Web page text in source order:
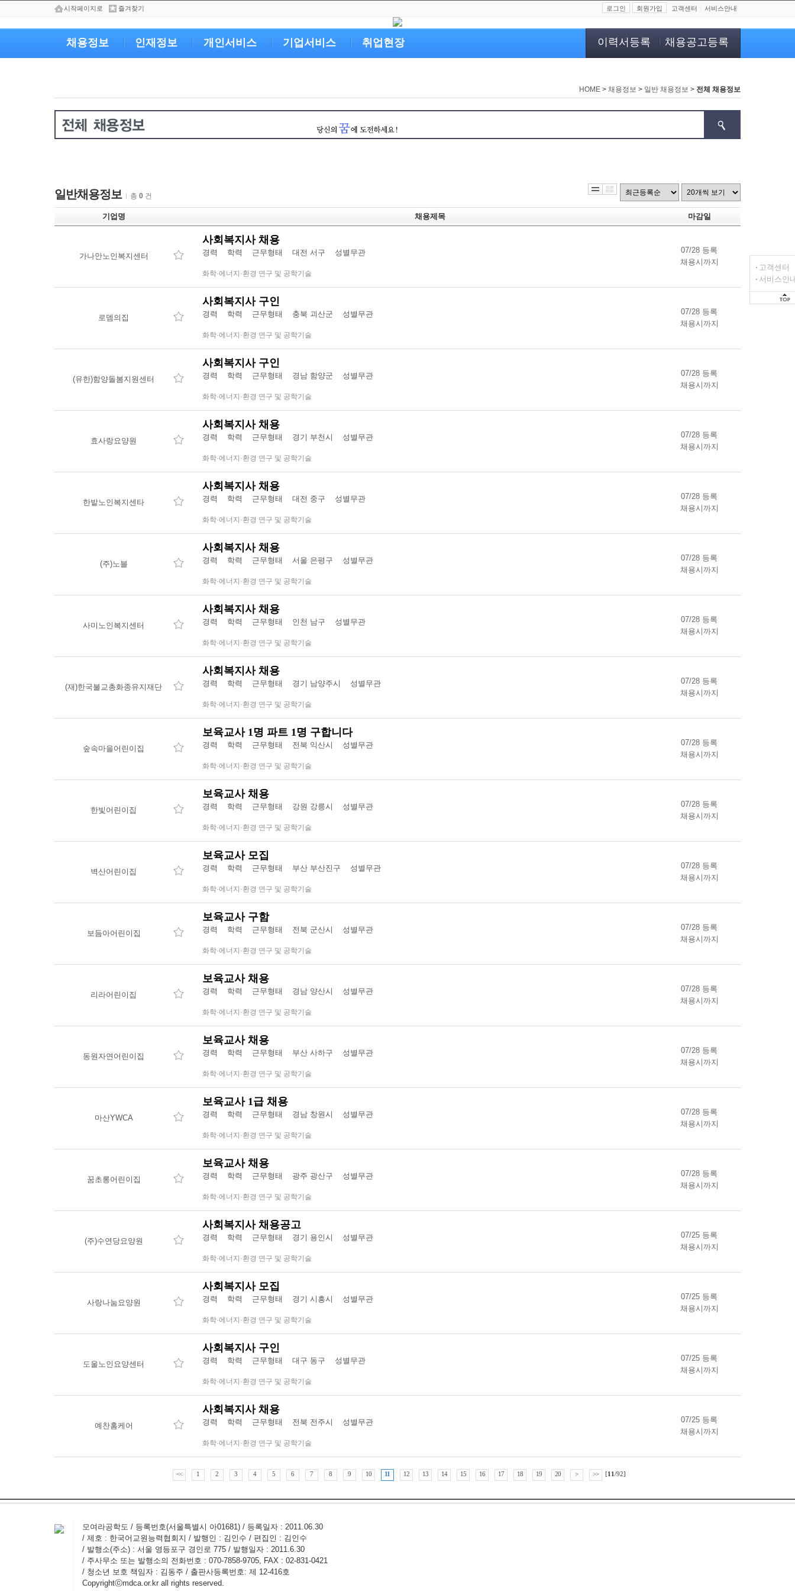
고객센터
서비스안
시작페이지로 즐겨찾기 로그인 회원가입 고객센터 서비스안내
이력서등록 채용공고등록
채용정보 인재정보 개인서비스 기업서비스 취업현장
HOME > 채용정보 > 일반 채용정보 > 전체 채용정보
일반채용정보 총 0 건
기업명 채용제목 마감일
가나안노인복지센터
사회복지사 채용
경력 학력 근무형태 대전 서구 성별무관
화학·에너지·환경 연구 및 공학기술
07/28 등록
채용시까지
로뎀의집
사회복지사 구인
경력 학력 근무형태 충북 괴산군 성별무관
화학·에너지·환경 연구 및 공학기술
07/28 등록
채용시까지
(유한)함양돌봄지원센터
사회복지사 구인
경력 학력 근무형태 경남 함양군 성별무관
화학·에너지·환경 연구 및 공학기술
07/28 등록
채용시까지
효사랑요양원
사회복지사 채용
경력 학력 근무형태 경기 부천시 성별무관
화학·에너지·환경 연구 및 공학기술
07/28 등록
채용시까지
한밭노인복지센타
사회복지사 채용
경력 학력 근무형태 대전 중구 성별무관
화학·에너지·환경 연구 및 공학기술
07/28 등록
채용시까지
(주)노블
사회복지사 채용
경력 학력 근무형태 서울 은평구 성별무관
화학·에너지·환경 연구 및 공학기술
07/28 등록
채용시까지
사미노인복지센터
사회복지사 채용
경력 학력 근무형태 인천 남구 성별무관
화학·에너지·환경 연구 및 공학기술
07/28 등록
채용시까지
(재)한국불교총화종유지재단
사회복지사 채용
경력 학력 근무형태 경기 남양주시 성별무관
화학·에너지·환경 연구 및 공학기술
07/28 등록
채용시까지
숲속마을어린이집
보육교사 1명 파트 1명 구합니다
경력 학력 근무형태 전북 익산시 성별무관
화학·에너지·환경 연구 및 공학기술
07/28 등록
채용시까지
한빛어린이집
보육교사 채용
경력 학력 근무형태 강원 강릉시 성별무관
화학·에너지·환경 연구 및 공학기술
07/28 등록
채용시까지
벽산어린이집
보육교사 모집
경력 학력 근무형태 부산 부산진구 성별무관
화학·에너지·환경 연구 및 공학기술
07/28 등록
채용시까지
보듬아어린이집
보육교사 구함
경력 학력 근무형태 전북 군산시 성별무관
화학·에너지·환경 연구 및 공학기술
07/28 등록
채용시까지
리라어린이집
보육교사 채용
경력 학력 근무형태 경남 양산시 성별무관
화학·에너지·환경 연구 및 공학기술
07/28 등록
채용시까지
동원자연어린이집
보육교사 채용
경력 학력 근무형태 부산 사하구 성별무관
화학·에너지·환경 연구 및 공학기술
07/28 등록
채용시까지
마산YWCA
보육교사 1급 채용
경력 학력 근무형태 경남 창원시 성별무관
화학·에너지·환경 연구 및 공학기술
07/28 등록
채용시까지
꿈초롱어린이집
보육교사 채용
경력 학력 근무형태 광주 광산구 성별무관
화학·에너지·환경 연구 및 공학기술
07/28 등록
채용시까지
(주)수연당요양원
사회복지사 채용공고
경력 학력 근무형태 경기 용인시 성별무관
화학·에너지·환경 연구 및 공학기술
07/25 등록
채용시까지
사랑나눔요양원
사회복지사 모집
경력 학력 근무형태 경기 시흥시 성별무관
화학·에너지·환경 연구 및 공학기술
07/25 등록
채용시까지
도울노인요양센터
사회복지사 구인
경력 학력 근무형태 대구 동구 성별무관
화학·에너지·환경 연구 및 공학기술
07/25 등록
채용시까지
예찬홈케어
사회복지사 채용
경력 학력 근무형태 전북 전주시 성별무관
화학·에너지·환경 연구 및 공학기술
07/25 등록
채용시까지
<< 1 2 3 4 5 6 7 8 9 10 11 12 13 14 15 16 17 18 19 20 > >> [11/92]
모여라공학도 / 등록번호(서울특별시 아01681) / 등록일자 : 2011.06.30
/ 제호 : 한국어교원능력협회지 / 발행인 : 김인수 / 편집인 : 김인수
/ 발행소(주소) : 서울 영등포구 경인로 775 / 발행일자 : 2011.6.30
/ 주사무소 또는 발행소의 전화번호 : 070-7858-9705, FAX : 02-831-0421
/ 청소년 보호 책임자 : 김동주 / 출판사등록번호: 제 12-416호
Copyrightⓒmdca.or.kr all rights reserved.